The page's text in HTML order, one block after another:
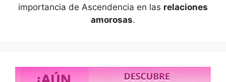
importancia de Ascendencia en las relaciones
amorosas.